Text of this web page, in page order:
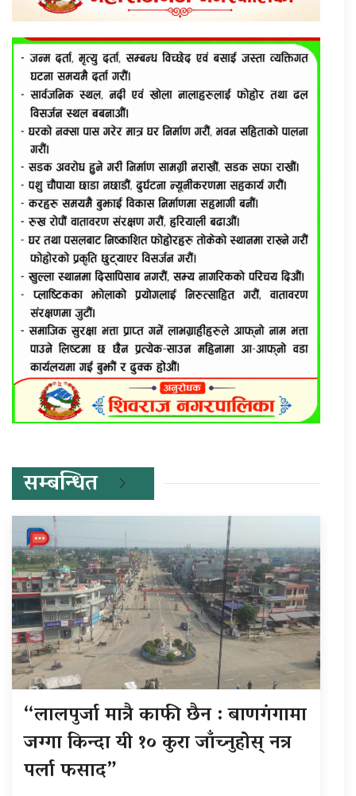
सम्बन्धित
“लालपुर्जा मात्रै काफी छैन : बाणगंगामा
जग्गा किन्दा यी १० कुरा जाँच्नुहोस् नत्र
पर्ला फसाद”